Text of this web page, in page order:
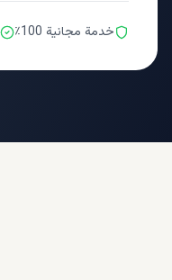
خدمة مجانية 100٪